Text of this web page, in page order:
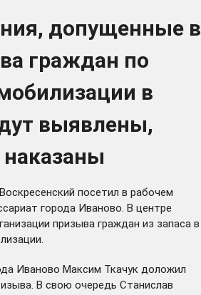
допущенные в
граждан по
в
выявлены,
посетил в рабочем
города Иваново. В центре
призыва граждан из запаса в
Иваново Максим Ткачук доложил
В свою очередь Станислав